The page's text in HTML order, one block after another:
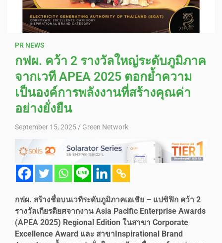
PR NEWS
กฟผ. คว้า 2 รางวัลใหญ่ระดับภูมิภาค
จากเวที APEA 2025 ตอกย้ำความ
เป็นองค์การพลังงานที่สร้างคุณค่า
อย่างยั่งยืน
September 15, 2025 Green Network
กฟผ. สร้างชื่อบนเวทีระดับภูมิภาคเอเชีย – แปซิฟิก คว้า 2
รางวัลเกียรติยศจากงาน Asia Pacific Enterprise Awards
(APEA 2025) Regional Edition ในสาขา Corporate
Excellence Award และ สาขาInspirational Brand